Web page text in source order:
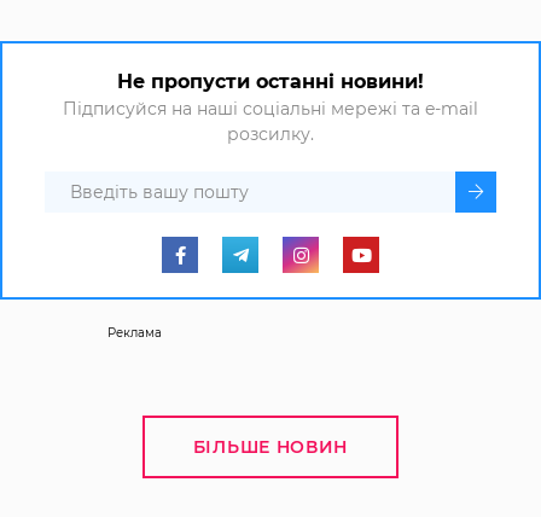
Не пропусти останні новини!
Підписуйся на наші соціальні мережі та e-mail
розсилку.
Реклама
БІЛЬШЕ НОВИН